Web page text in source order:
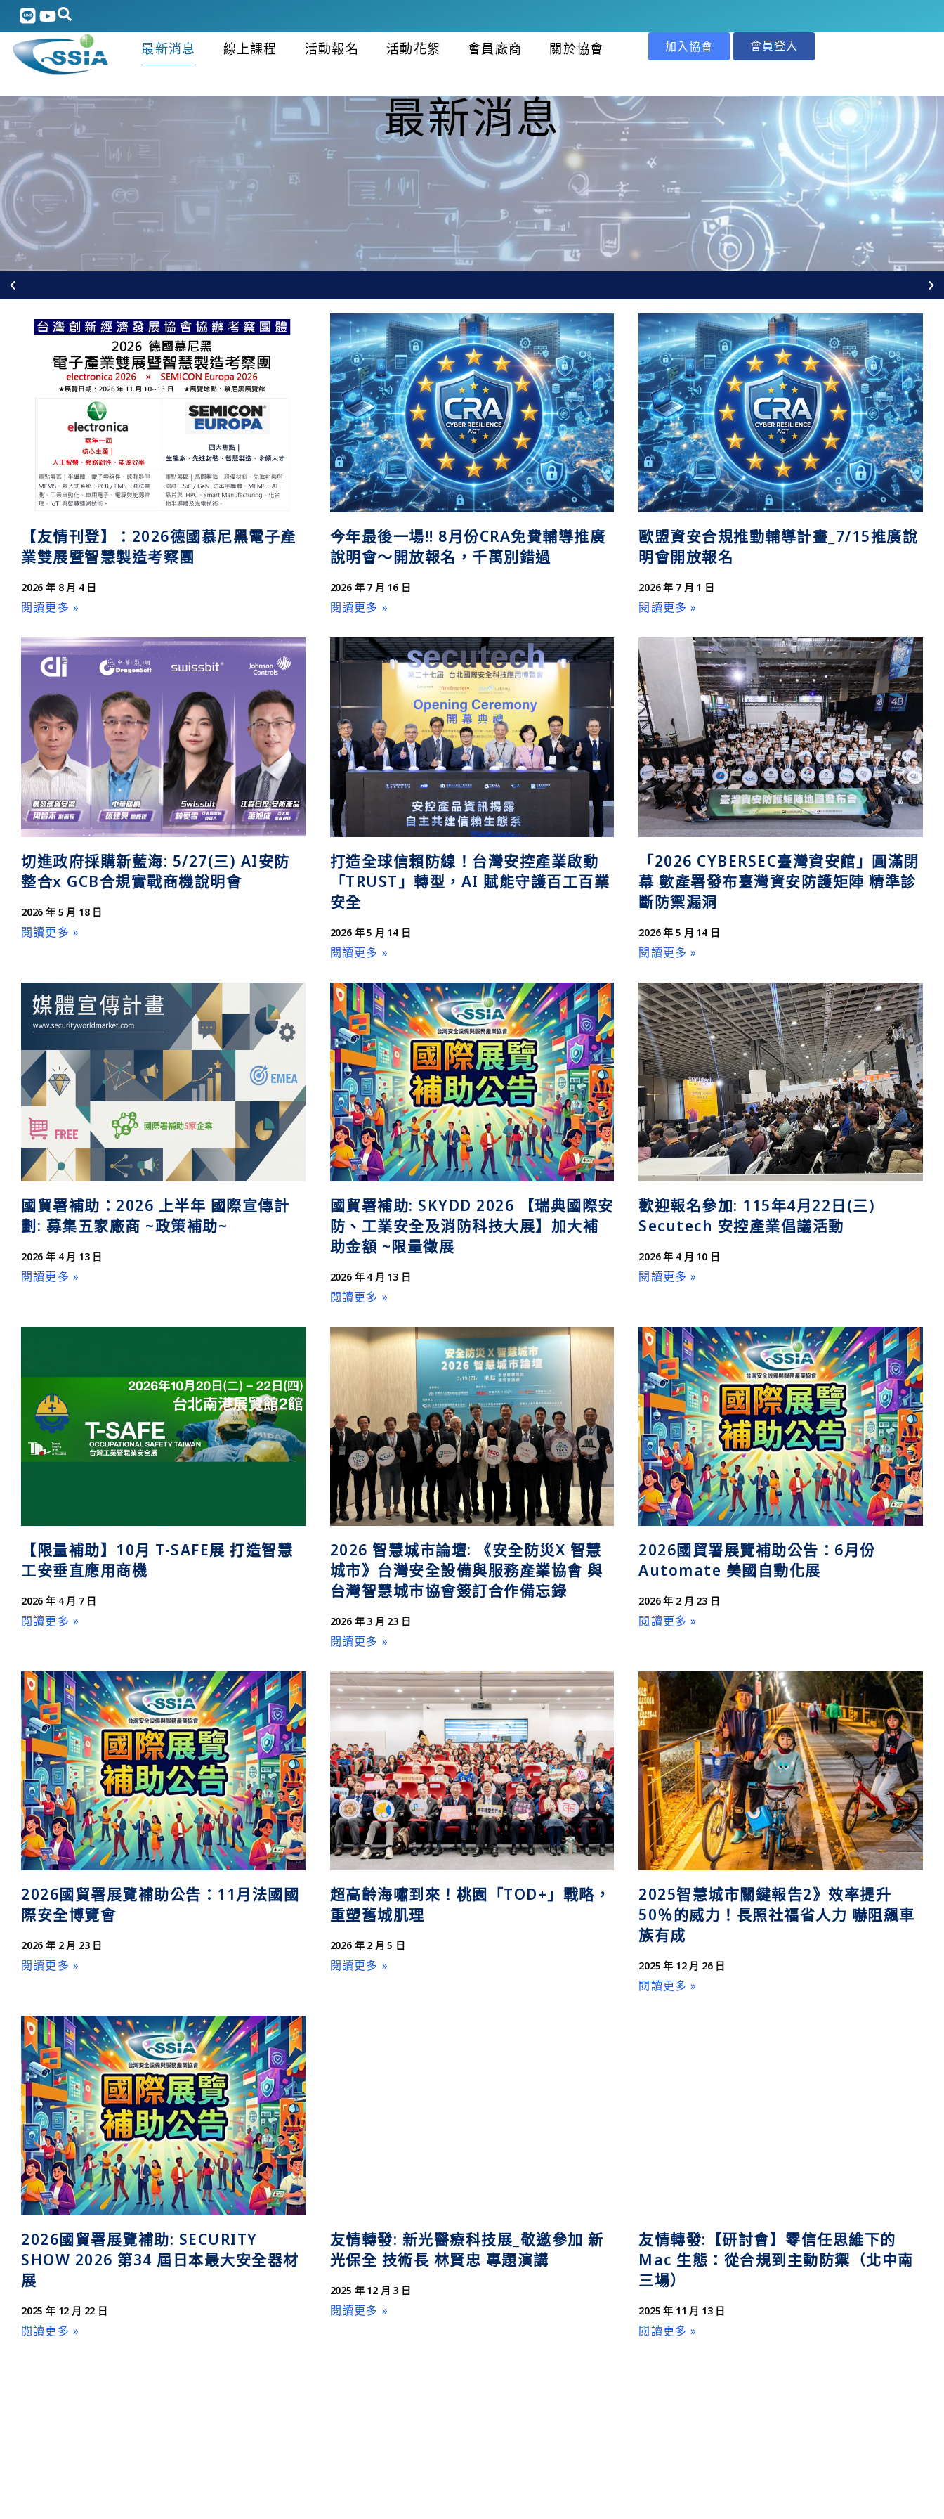
最新消息 線上課程 活動報名 活動花絮 會員廠商 關於協會 加入協會 會員登入
最新消息
2026國貿署展覽補助公告：11月法國國際安全博覽會
【友情刊登】：2026德國慕尼黑電子產
業雙展暨智慧製造考察團
2026 年 8 月 4 日
閱讀更多 »
今年最後一場!! 8月份CRA免費輔導推廣
說明會～開放報名，千萬別錯過
2026 年 7 月 16 日
閱讀更多 »
歐盟資安合規推動輔導計畫_7/15推廣說
明會開放報名
2026 年 7 月 1 日
閱讀更多 »
切進政府採購新藍海: 5/27(三) AI安防
整合x GCB合規實戰商機說明會
2026 年 5 月 18 日
閱讀更多 »
打造全球信賴防線！台灣安控產業啟動
「TRUST」轉型，AI 賦能守護百工百業
安全
2026 年 5 月 14 日
閱讀更多 »
「2026 CYBERSEC臺灣資安館」圓滿閉
幕 數產署發布臺灣資安防護矩陣 精準診
斷防禦漏洞
2026 年 5 月 14 日
閱讀更多 »
國貿署補助：2026 上半年 國際宣傳計
劃: 募集五家廠商 ~政策補助~
2026 年 4 月 13 日
閱讀更多 »
國貿署補助: SKYDD 2026 【瑞典國際安
防、工業安全及消防科技大展】加大補
助金額 ~限量徵展
2026 年 4 月 13 日
閱讀更多 »
歡迎報名參加: 115年4月22日(三)
Secutech 安控產業倡議活動
2026 年 4 月 10 日
閱讀更多 »
【限量補助】10月 T-SAFE展 打造智慧
工安垂直應用商機
2026 年 4 月 7 日
閱讀更多 »
2026 智慧城市論壇: 《安全防災X 智慧
城市》台灣安全設備與服務產業協會 與
台灣智慧城市協會簽訂合作備忘錄
2026 年 3 月 23 日
閱讀更多 »
2026國貿署展覽補助公告：6月份
Automate 美國自動化展
2026 年 2 月 23 日
閱讀更多 »
2026國貿署展覽補助公告：11月法國國
際安全博覽會
2026 年 2 月 23 日
閱讀更多 »
超高齡海嘯到來！桃園「TOD+」戰略，
重塑舊城肌理
2026 年 2 月 5 日
閱讀更多 »
2025智慧城市關鍵報告2》效率提升
50％的威力！長照社福省人力 嚇阻飆車
族有成
2025 年 12 月 26 日
閱讀更多 »
2026國貿署展覽補助: SECURITY
SHOW 2026 第34 屆日本最大安全器材
展
2025 年 12 月 22 日
閱讀更多 »
友情轉發: 新光醫療科技展_敬邀參加 新
光保全 技術長 林賢忠 專題演講
2025 年 12 月 3 日
閱讀更多 »
友情轉發:【研討會】零信任思維下的
Mac 生態：從合規到主動防禦（北中南
三場）
2025 年 11 月 13 日
閱讀更多 »